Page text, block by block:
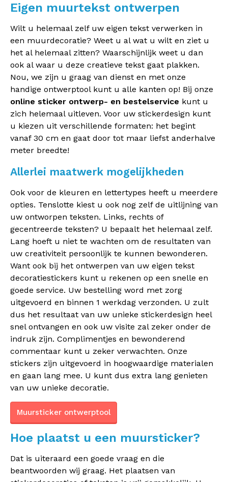
Eigen muurtekst ontwerpen
Wilt u helemaal zelf uw eigen tekst verwerken in
een muurdecoratie? Weet u al wat u wilt en ziet u
het al helemaal zitten? Waarschijnlijk weet u dan
ook al waar u deze creatieve tekst gaat plakken.
Nou, we zijn u graag van dienst en met onze
handige ontwerptool kunt u alle kanten op! Bij onze
online sticker ontwerp- en bestelservice kunt u
zich helemaal uitleven. Voor uw stickerdesign kunt
u kiezen uit verschillende formaten: het begint
vanaf 30 cm en gaat door tot maar liefst anderhalve
meter breedte!
Allerlei maatwerk mogelijkheden
Ook voor de kleuren en lettertypes heeft u meerdere
opties. Tenslotte kiest u ook nog zelf de uitlijning van
uw ontworpen teksten. Links, rechts of
gecentreerde teksten? U bepaalt het helemaal zelf.
Lang hoeft u niet te wachten om de resultaten van
uw creativiteit persoonlijk te kunnen bewonderen.
Want ook bij het ontwerpen van uw eigen tekst
decoratiestickers kunt u rekenen op een snelle en
goede service. Uw bestelling word met zorg
uitgevoerd en binnen 1 werkdag verzonden. U zult
dus het resultaat van uw unieke stickerdesign heel
snel ontvangen en ook uw visite zal zeker onder de
indruk zijn. Complimentjes en bewonderend
commentaar kunt u zeker verwachten. Onze
stickers zijn uitgevoerd in hoogwaardige materialen
en gaan lang mee. U kunt dus extra lang genieten
van uw unieke decoratie.
Muursticker ontwerptool
Hoe plaatst u een muursticker?
Dat is uiteraard een goede vraag en die
beantwoorden wij graag. Het plaatsen van